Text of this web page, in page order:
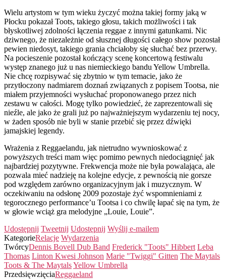
Wielu artystom w tym wieku życzyć można takiej formy jaką w
Płocku pokazał Toots, takiego głosu, takich możliwości i tak
błyskotliwej zdolności łączenia reggae z innymi gatunkami. Nic
dziwnego, że niezależnie od słusznej długości całego show pozostał
pewien niedosyt, takiego grania chciałoby się słuchać bez przerwy.
Na pocieszenie pozostał kończący scenę koncertową festiwalu
występ znanego już u nas niemieckiego bandu Yellow Umbrella.
Nie chcę rozpisywać się zbytnio w tym temacie, jako że
przytłoczony nadmiarem doznań związanych z popisem Tootsa, nie
miałem przyjemności wysłuchać proponowanego przez nich
zestawu w całości. Mogę tylko powiedzieć, że zaprezentowali się
nieźle, ale jako że grali już po najważniejszym wydarzeniu tej nocy,
w żaden sposób nie byli w stanie przebić się przez dźwięki
jamajskiej legendy.
Wrażenia z Reggaelandu, jak nietrudno wywnioskować z
powyższych treści mam więc pomimo pewnych niedociągnięć jak
najbardziej pozytywne. Frekwencja może nie była powalająca, ale
pozwala mieć nadzieję na kolejne edycje, z pewnością nie gorsze
pod względem zarówno organizacyjnym jak i muzycznym. W
oczekiwaniu na odsłonę 2009 pozostaje żyć wspomnieniami z
tegorocznego performance’u Tootsa i co chwilę łapać się na tym, że
w głowie wciąż gra melodyjne „Louie, Louie”.
Udostępnij Tweetnij Udostępnij Wyślij e-mailem
KategorieRelacje Wydarzenia
TwórcyDennis Bovell Dub Band Frederick "Toots" Hibbert Leba
Thomas Linton Kwesi Johnson Marie "Twiggi" Gitten The Maytals
Toots & The MaytalsYellow Umbrella
PrzedsięwzięciaReggaeland